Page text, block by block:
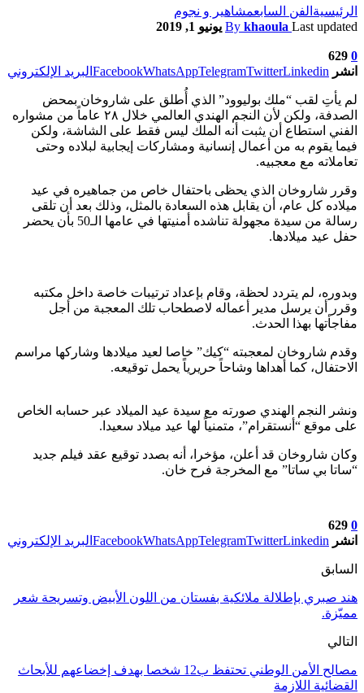
الرئيسية الفن السابعمشاهير و نجوم
By khaoula Last updated يونيو 1, 2019
0
629
انشر
FacebookWhatsAppTelegramTwitterLinkedin البريد الإلكتروني
لم يأتِ لقب “ملك بوليوود” الذي أُطلق على شاروخان بمحض
الصدفة، ولكن لأن النجم الهندي العالمي خلال ٢٨ عاماً من مشواره
الفني استطاع أن يثبت أنه الملك ليس فقط على الشاشة، ولكن
فيما يقوم به من أعمال إنسانية ومشاركات إيجابية لبلاده وحتى
تعاملاته مع معجبيه.
وقرر شاروخان الذي يحظى باحتفال خاص من جماهيره في عيد
ميلاده كل عام، أن يقابل هذه السعادة بالمثل، وذلك بعد أن تلقى
رسالة من سيدة مجهولة تناشده أمنيتها في عامها الـ50 بأن يحضر
حفل عيد ميلادها.
وبدوره، لم يتردد لحظة، وقام بإعداد ترتيبات خاصة داخل مكتبه
وقرر أن يرسل مدير أعماله لاصطحاب تلك المعجبة من أجل
مفاجأتها بهذا الحدث.
وقدم شاروخان لمعجبته “كيك” خاصا لعيد ميلادها وشاركها مراسم
الاحتفال، كما أهداها وشاحاً حريرياً يحمل توقيعه.
ونشر النجم الهندي صورته مع سيدة عيد الميلاد عبر حسابه الخاص
على موقع “أنستقرام”، متمنياً لها عيد ميلاد سعيدا.
وكان شاروخان قد أعلن، مؤخرا، أنه بصدد توقيع عقد فيلم جديد
“ساتا بي ساتا” مع المخرجة فرح خان.
0
629
انشر
FacebookWhatsAppTelegramTwitterLinkedin البريد الإلكتروني
السابق
هند صبري بإطلالة ملائكية بفستان من اللون الأبيض وتسريحة شعر
مميّزة.
التالي
مصالح الأمن الوطني تحتفظ ب12 شخصا بهدف إخضاعهم للأبحاث
القضائية اللازمة